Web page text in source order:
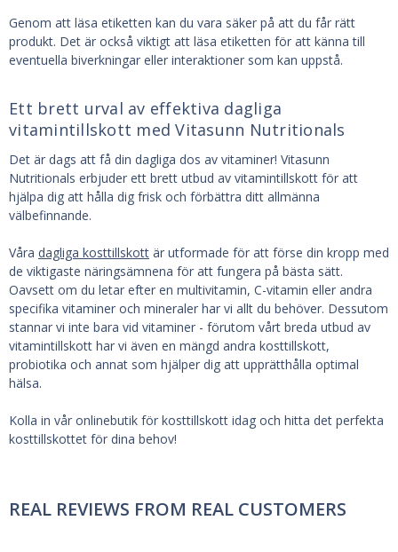
Genom att läsa etiketten kan du vara säker på att du får rätt
produkt. Det är också viktigt att läsa etiketten för att känna till
eventuella biverkningar eller interaktioner som kan uppstå.
Ett brett urval av effektiva dagliga
vitamintillskott med Vitasunn Nutritionals
Det är dags att få din dagliga dos av vitaminer! Vitasunn
Nutritionals erbjuder ett brett utbud av vitamintillskott för att
hjälpa dig att hålla dig frisk och förbättra ditt allmänna
välbefinnande.
Våra dagliga kosttillskott är utformade för att förse din kropp med
de viktigaste näringsämnena för att fungera på bästa sätt.
Oavsett om du letar efter en multivitamin, C-vitamin eller andra
specifika vitaminer och mineraler har vi allt du behöver. Dessutom
stannar vi inte bara vid vitaminer - förutom vårt breda utbud av
vitamintillskott har vi även en mängd andra kosttillskott,
probiotika och annat som hjälper dig att upprätthålla optimal
hälsa.
Kolla in vår onlinebutik för kosttillskott idag och hitta det perfekta
kosttillskottet för dina behov!
REAL REVIEWS FROM REAL CUSTOMERS